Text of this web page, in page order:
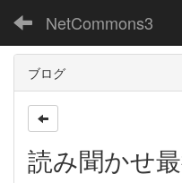
NetCommons3
ブログ
読み聞かせ